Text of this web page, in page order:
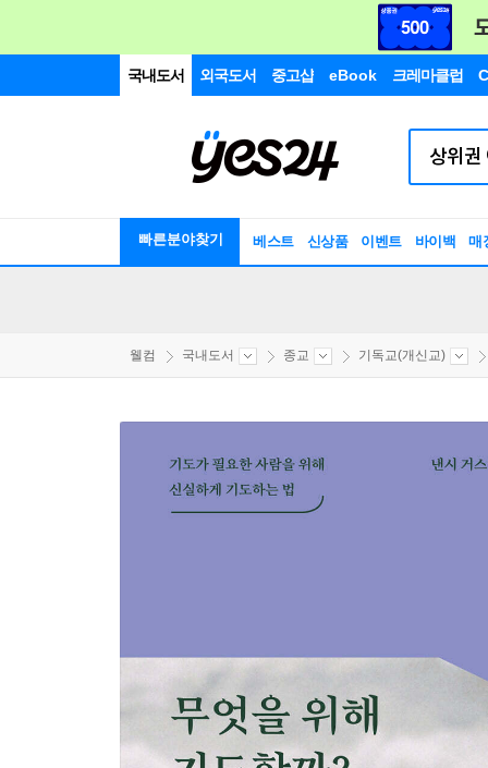
국내도서 외국도서 중고샵 eBook 크레마클럽
빠른분야찾기 베스트 신상품 이벤트 바이백 매
웰컴 국내도서 종교 기독교(개신교)